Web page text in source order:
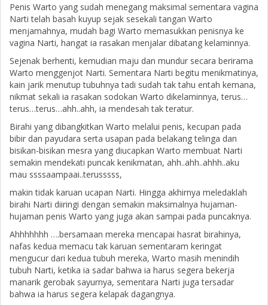
Penis Warto yang sudah menegang maksimal sementara vagina
Narti telah basah kuyup sejak sesekali tangan Warto
menjamahnya, mudah bagi Warto memasukkan penisnya ke
vagina Narti, hangat ia rasakan menjalar dibatang kelaminnya.
Sejenak berhenti, kemudian maju dan mundur secara berirama
Warto menggenjot Narti. Sementara Narti begitu menikmatinya,
kain jarik menutup tubuhnya tadi sudah tak tahu entah kemana,
nikmat sekali ia rasakan sodokan Warto dikelaminnya, terus…
terus…terus…ahh..ahh, ia mendesah tak teratur.
Birahi yang dibangkitkan Warto melalui penis, kecupan pada
bibir dan payudara serta usapan pada belakang telinga dan
bisikan-bisikan mesra yang diucapkan Warto membuat Narti
semakin mendekati puncak kenikmatan, ahh..ahh..ahhh..aku
mau ssssaampaai..terusssss,
makin tidak karuan ucapan Narti. Hingga akhirnya meledaklah
birahi Narti diiringi dengan semakin maksimalnya hujaman-
hujaman penis Warto yang juga akan sampai pada puncaknya.
Ahhhhhhh ….bersamaan mereka mencapai hasrat birahinya,
nafas kedua memacu tak karuan sementaram keringat
mengucur dari kedua tubuh mereka, Warto masih menindih
tubuh Narti, ketika ia sadar bahwa ia harus segera bekerja
manarik gerobak sayurnya, sementara Narti juga tersadar
bahwa ia harus segera kelapak dagangnya.